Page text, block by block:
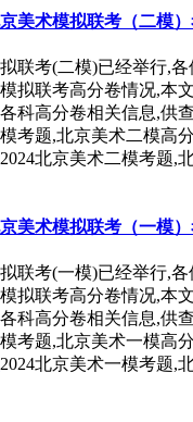
京美术模拟联考（二模
联考(二模)已经举行,
拟联考高分卷情况,本
科高分卷相关信息,供查
2024北京美术二模考题,
京美术模拟联考（一模
联考(一模)已经举行,
拟联考高分卷情况,本
科高分卷相关信息,供查
2024北京美术一模考题,